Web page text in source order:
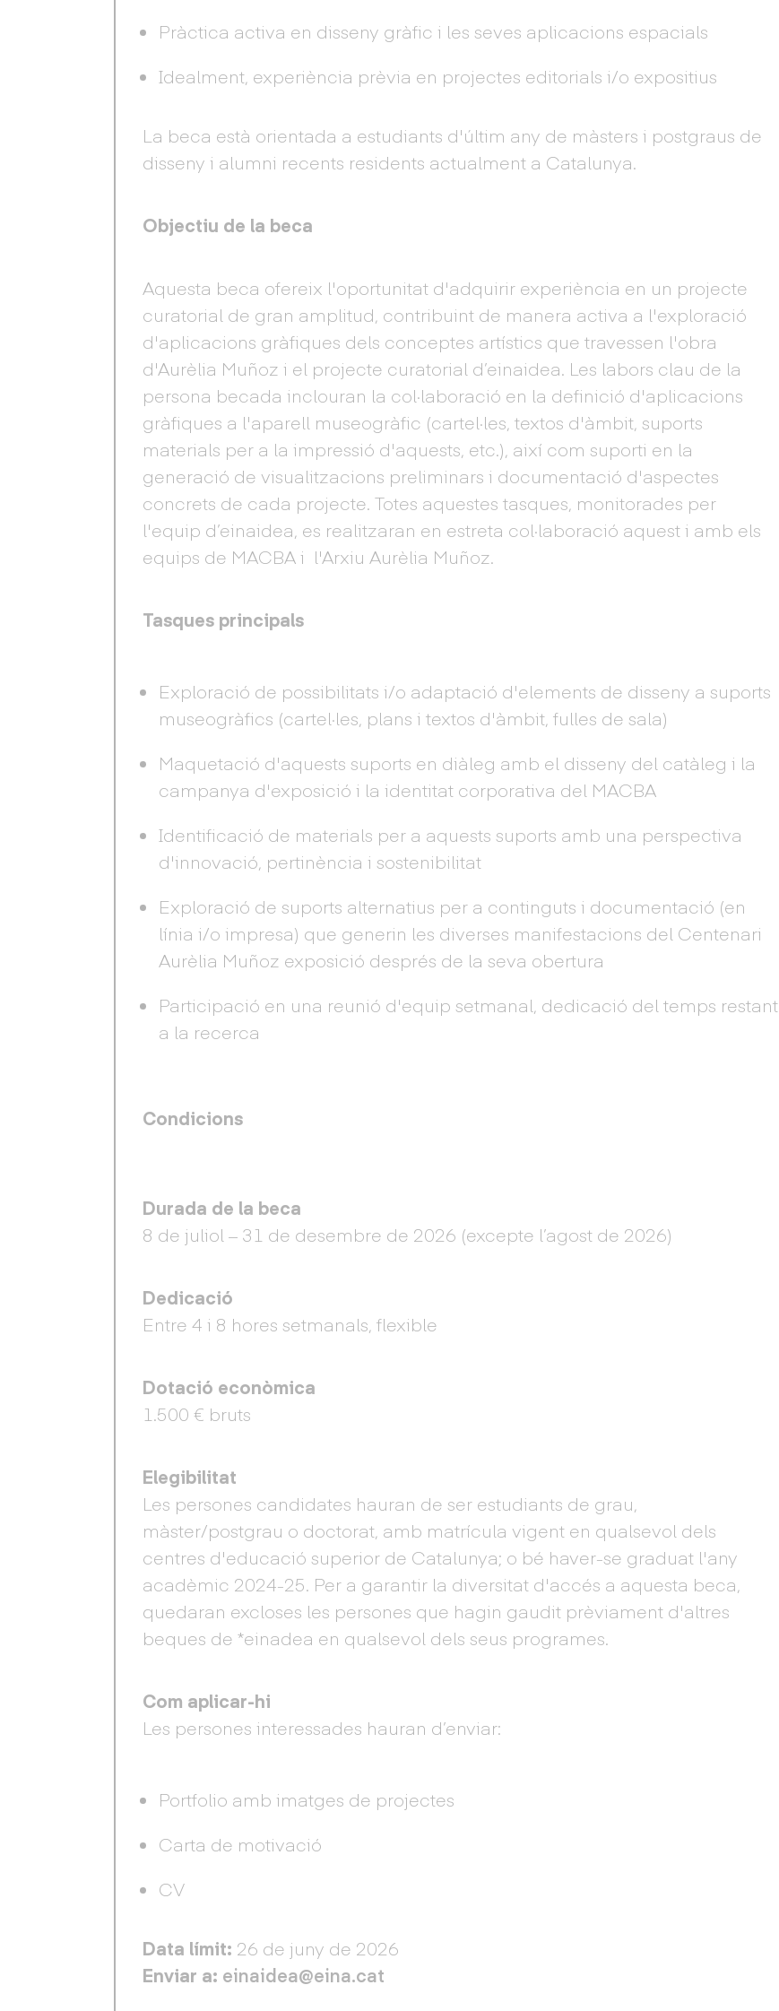
Pràctica activa en disseny gràfic i les seves aplicacions espacials
Idealment, experiència prèvia en projectes editorials i/o expositius
La beca està orientada a estudiants d'últim any de màsters i postgraus de
disseny i alumni recents residents actualment a Catalunya.
Objectiu de la beca
Aquesta beca ofereix l'oportunitat d'adquirir experiència en un projecte
curatorial de gran amplitud, contribuint de manera activa a l'exploració
d'aplicacions gràfiques dels conceptes artístics que travessen l'obra
d'Aurèlia Muñoz i el projecte curatorial d’einaidea. Les labors clau de la
persona becada inclouran la col·laboració en la definició d'aplicacions
gràfiques a l'aparell museogràfic (cartel·les, textos d'àmbit, suports
materials per a la impressió d'aquests, etc.), així com suporti en la
generació de visualitzacions preliminars i documentació d'aspectes
concrets de cada projecte. Totes aquestes tasques, monitorades per
l'equip d’einaidea, es realitzaran en estreta col·laboració aquest i amb els
equips de MACBA i l'Arxiu Aurèlia Muñoz.
Tasques principals
Exploració de possibilitats i/o adaptació d'elements de disseny a suports
museogràfics (cartel·les, plans i textos d'àmbit, fulles de sala)
Maquetació d'aquests suports en diàleg amb el disseny del catàleg i la
campanya d'exposició i la identitat corporativa del MACBA
Identificació de materials per a aquests suports amb una perspectiva
d'innovació, pertinència i sostenibilitat
Exploració de suports alternatius per a continguts i documentació (en
línia i/o impresa) que generin les diverses manifestacions del Centenari
Aurèlia Muñoz exposició després de la seva obertura
Participació en una reunió d'equip setmanal, dedicació del temps restant
a la recerca
Condicions
Durada de la beca
8 de juliol – 31 de desembre de 2026 (excepte l’agost de 2026)
Dedicació
Entre 4 i 8 hores setmanals, flexible
Dotació econòmica
1.500 € bruts
Elegibilitat
Les persones candidates hauran de ser estudiants de grau,
màster/postgrau o doctorat, amb matrícula vigent en qualsevol dels
centres d'educació superior de Catalunya; o bé haver-se graduat l'any
acadèmic 2024-25. Per a garantir la diversitat d'accés a aquesta beca,
quedaran excloses les persones que hagin gaudit prèviament d'altres
beques de *einadea en qualsevol dels seus programes.
Com aplicar-hi
Les persones interessades hauran d’enviar:
Portfolio amb imatges de projectes
Carta de motivació
CV
Data límit: 26 de juny de 2026
Enviar a: einaidea@eina.cat